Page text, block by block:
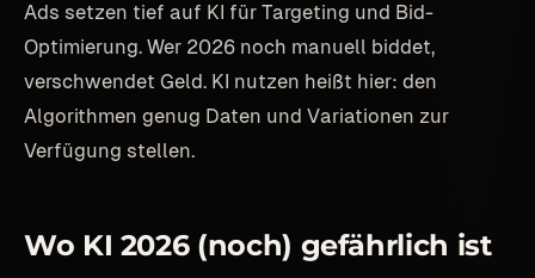
Ads setzen tief auf KI für Targeting und Bid-
Optimierung. Wer 2026 noch manuell biddet,
verschwendet Geld. KI nutzen heißt hier: den
Algorithmen genug Daten und Variationen zur
Verfügung stellen.
Wo KI 2026 (noch) gefährlich ist